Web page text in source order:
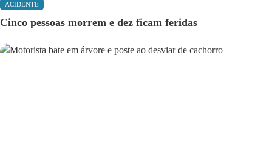
ACIDENTE
Cinco pessoas morrem e dez ficam feridas